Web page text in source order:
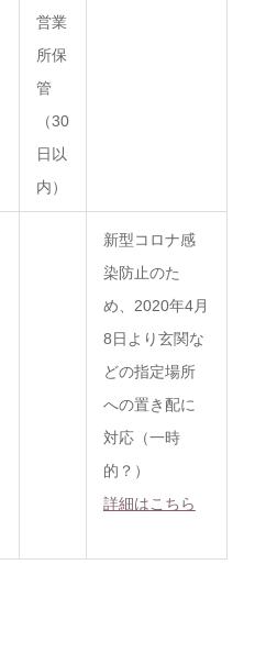
営業
所保
管
（30
日以
内）
新型コロナ感
染防止のた
め、2020年4月
8日より玄関な
どの指定場所
への置き配に
対応（一時
的？）
詳細はこちら